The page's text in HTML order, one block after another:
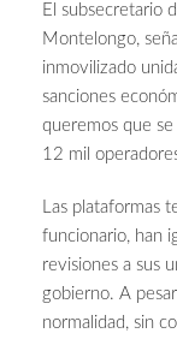
El subsecretario
Montelongo,
inmovilizado
sanciones
queremos que se
12 mil
Las plataformas
funcionario, han
revisiones a sus
gobierno. A
normalidad, sin